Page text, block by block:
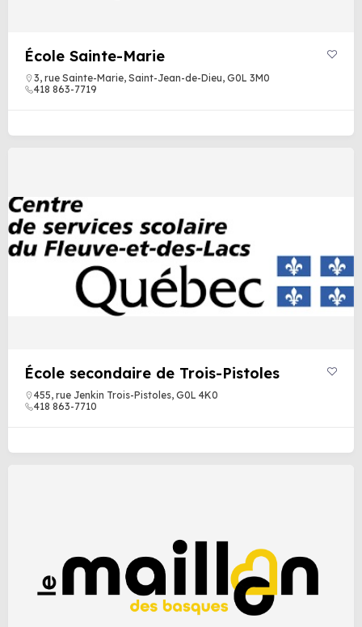
École Sainte-Marie
3, rue Sainte-Marie, Saint-Jean-de-Dieu, G0L 3M0
418 863-7719
École secondaire de Trois-Pistoles
455, rue Jenkin Trois-Pistoles, G0L 4K0
418 863-7710